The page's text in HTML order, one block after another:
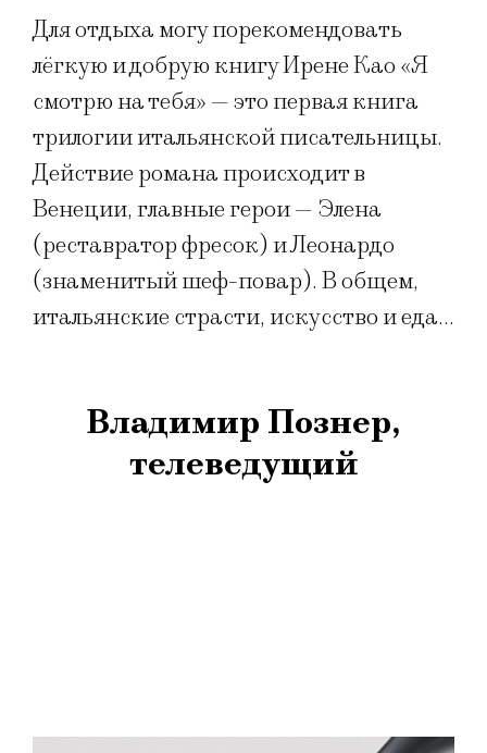
Для отдыха могу порекомендовать
лёгкую и добрую книгу Ирене Као «Я
смотрю на тебя» — это первая книга
трилогии итальянской писательницы.
Действие романа происходит в
Венеции, главные герои — Элена
(реставратор фресок) и Леонардо
(знаменитый шеф-повар). В общем,
итальянские страсти, искусство и еда…
Владимир Познер,
телеведущий